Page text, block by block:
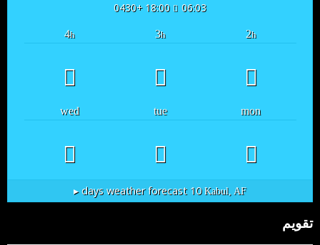
06:03
18:00 +0430
2h
3h
4h
mon
tue
wed
Kabul, AF
10 days weather forecast ▸
تقویم